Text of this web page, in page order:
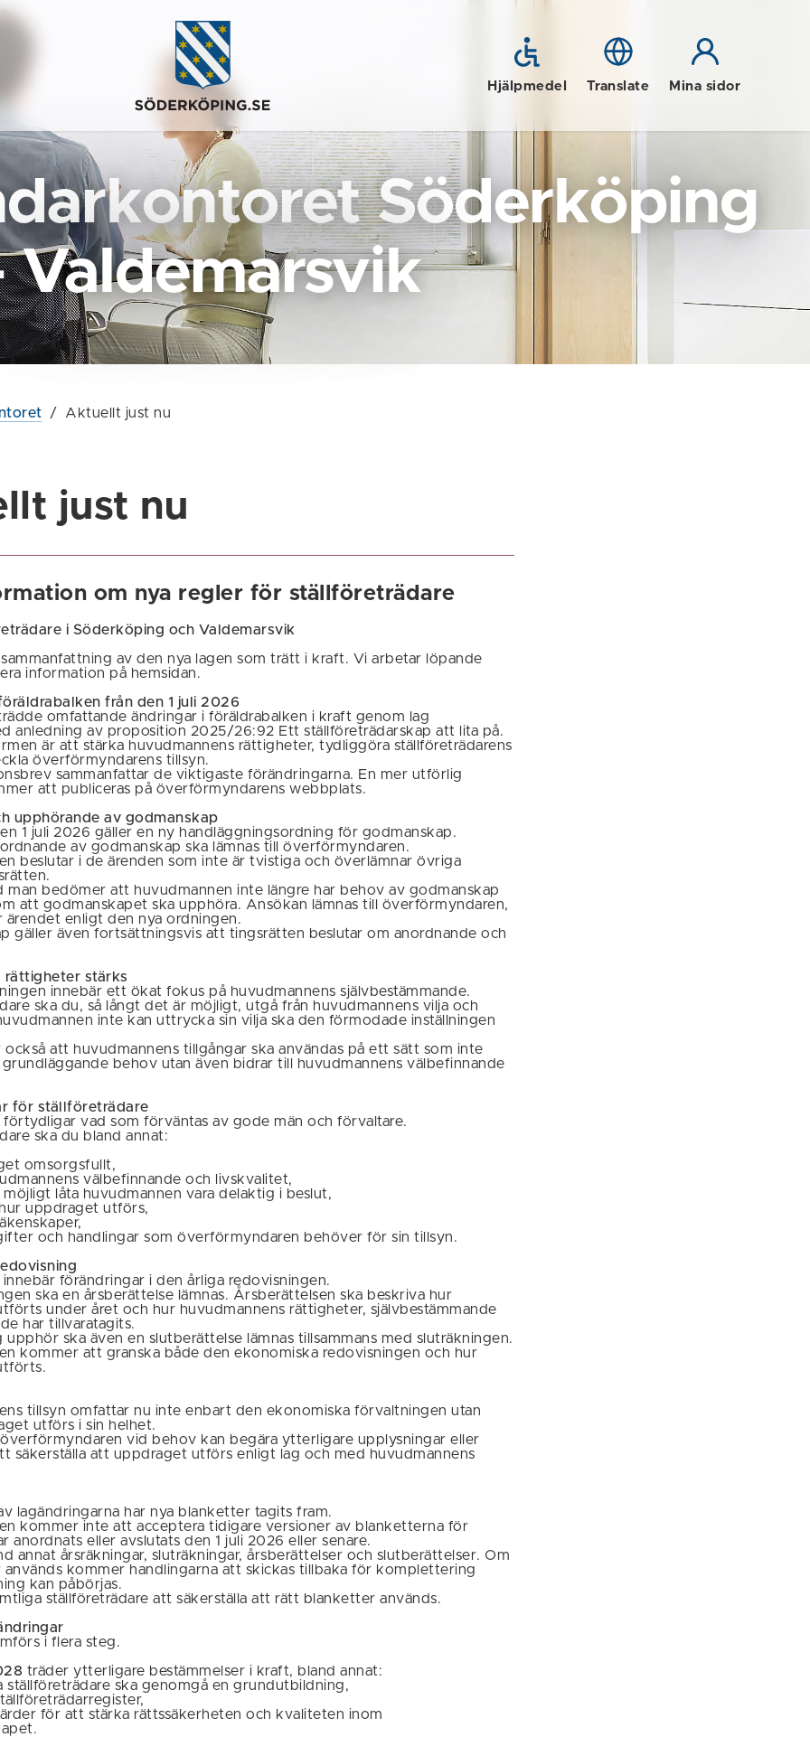
Hjälpmedel Translate Mina sidor
Söderköping
Valdemarsvik
/ Aktuellt just nu
just nu
om nya regler för ställföreträdare
i Söderköping och Valdemarsvik
av den nya lagen som trätt i kraft. Vi arbetar löpande
information på hemsidan.
från den 1 juli 2026
omfattande ändringar i föräldrabalken i kraft genom lag
anledning av proposition 2025/26:92 Ett ställföreträdarskap att lita på.
är att stärka huvudmannens rättigheter, tydliggöra ställföreträdarens
överförmyndarens tillsyn.
sammanfattar de viktigaste förändringarna. En mer utförlig
att publiceras på överförmyndarens webbplats.
upphörande av godmanskap
1 juli 2026 gäller en ny handläggningsordning för godmanskap.
av godmanskap ska lämnas till överförmyndaren.
beslutar i de ärenden som inte är tvistiga och överlämnar övriga
man bedömer att huvudmannen inte längre har behov av godmanskap
att godmanskapet ska upphöra. Ansökan lämnas till överförmyndaren,
ärendet enligt den nya ordningen.
gäller även fortsättningsvis att tingsrätten beslutar om anordnande och
rättigheter stärks
innebär ett ökat fokus på huvudmannens självbestämmande.
ska du, så långt det är möjligt, utgå från huvudmannens vilja och
inte kan uttrycka sin vilja ska den förmodade inställningen
att huvudmannens tillgångar ska användas på ett sätt som inte
behov utan även bidrar till huvudmannens välbefinnande
för ställföreträdare
förtydligar vad som förväntas av gode män och förvaltare.
ska du bland annat:
omsorgsfullt,
välbefinnande och livskvalitet,
möjligt låta huvudmannen vara delaktig i beslut,
uppdraget utförs,
och handlingar som överförmyndaren behöver för sin tillsyn.
innebär förändringar i den årliga redovisningen.
ska en årsberättelse lämnas. Årsberättelsen ska beskriva hur
under året och hur huvudmannens rättigheter, självbestämmande
har tillvaratagits.
ska även en slutberättelse lämnas tillsammans med sluträkningen.
kommer att granska både den ekonomiska redovisningen och hur
tillsyn omfattar nu inte enbart den ekonomiska förvaltningen utan
utförs i sin helhet.
vid behov kan begära ytterligare upplysningar eller
säkerställa att uppdraget utförs enligt lag och med huvudmannens
lagändringarna har nya blanketter tagits fram.
kommer inte att acceptera tidigare versioner av blanketterna för
anordnats eller avslutats den 1 juli 2026 eller senare.
annat årsräkningar, sluträkningar, årsberättelser och slutberättelser. Om
kommer handlingarna att skickas tillbaka för komplettering
kan påbörjas.
ställföreträdare att säkerställa att rätt blanketter används.
i flera steg.
träder ytterligare bestämmelser i kraft, bland annat:
ställföreträdare ska genomgå en grundutbildning,
för att stärka rättssäkerheten och kvaliteten inom